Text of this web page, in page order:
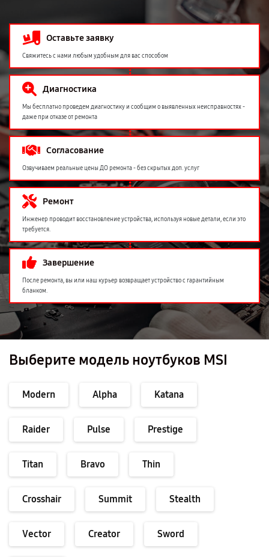
Оставьте заявку
Свяжитесь с нами любым удобным для вас способом
Диагностика
Мы бесплатно проведем диагностику и сообщим о выявленных неисправностях -
даже при отказе от ремонта
Согласование
Озвучиваем реальные цены ДО ремонта - без скрытых доп. услуг
Ремонт
Инженер проводит восстановление устройства, используя новые детали, если это
требуется.
Завершение
После ремонта, вы или наш курьер возвращает устройство с гарантийным
бланком.
Выберите модель ноутбуков MSI
Modern Alpha Katana
Raider Pulse Prestige
Titan Bravo Thin
Crosshair Summit Stealth
Vector Creator Sword